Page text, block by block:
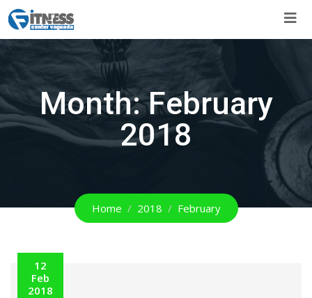
Skip
to
content
Month:February
2018
Home 2018 February
12
Feb
2018